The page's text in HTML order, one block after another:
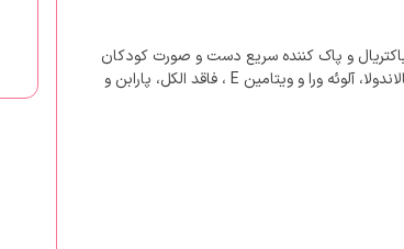
و پاک کننده سریع دست و صورت کودکان
، کمک به ترمیم طبیعی پوست ، حاوی عصاره کالاندولا، آلوئه ورا و ویتامین E ، فاقد الکل، پارابن و